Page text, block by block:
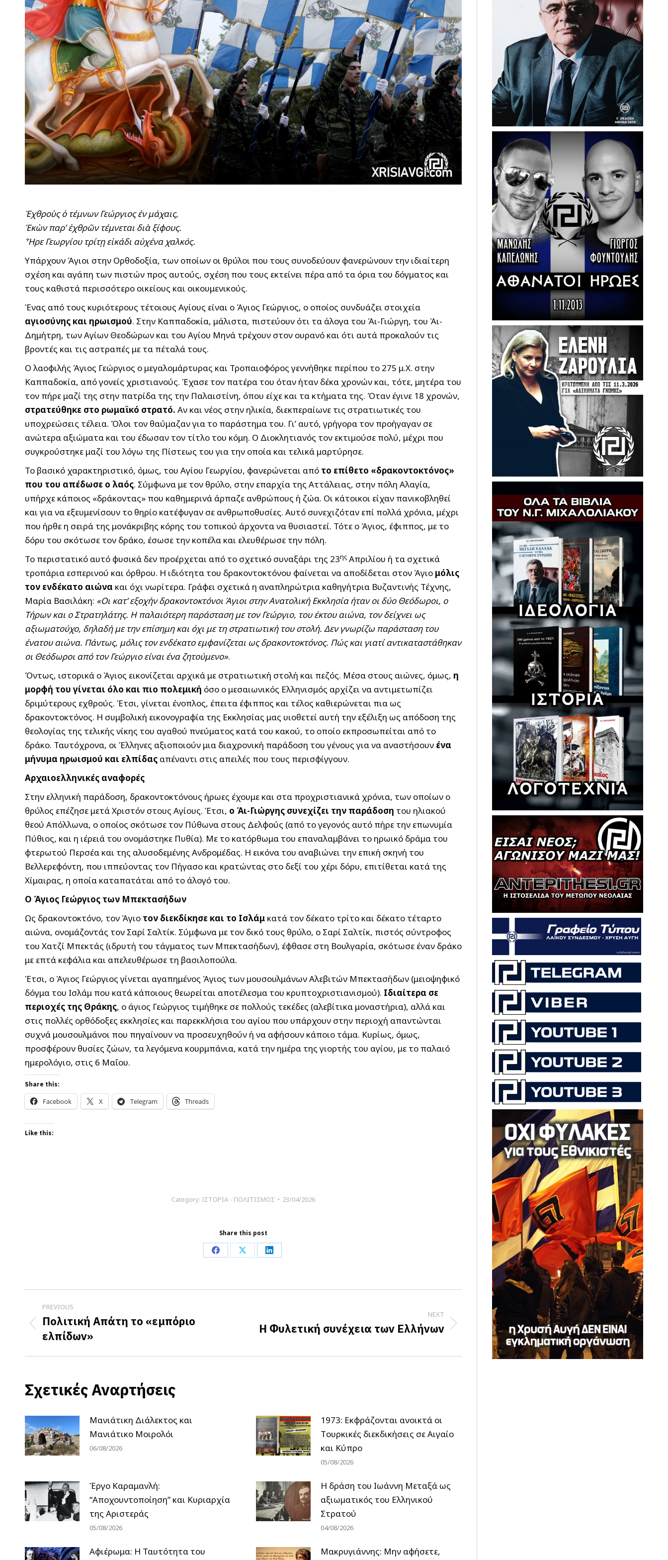
Ἐχθροὺς ὁ τέμνων Γεώργιος ἐν μάχαις,
Ἑκὼν παρ’ ἐχθρῶν τέμνεται διὰ ξίφους.
Ἦρε Γεωργίου τρίτῃ εἰκάδι αὐχένα χαλκός.
Υπάρχουν Άγιοι στην Ορθοδοξία, των οποίων οι θρύλοι που τους συνοδεύουν φανερώνουν την ιδιαίτερη
σχέση και αγάπη των πιστών προς αυτούς, σχέση που τους εκτείνει πέρα από τα όρια του δόγματος και
τους καθιστά περισσότερο οικείους και οικουμενικούς.
Ένας από τους κυριότερους τέτοιους Αγίους είναι ο Άγιος Γεώργιος, ο οποίος συνδυάζει στοιχεία
αγιοσύνης και ηρωισμού. Στην Καππαδοκία, μάλιστα, πιστεύουν ότι τα άλογα του Άι-Γιώργη, του Άι-
Δημήτρη, των Αγίων Θεοδώρων και του Αγίου Μηνά τρέχουν στον ουρανό και ότι αυτά προκαλούν τις
βροντές και τις αστραπές με τα πέταλά τους.
Ο λαοφιλής Άγιος Γεώργιος ο μεγαλομάρτυρας και Τροπαιοφόρος γεννήθηκε περίπου το 275 μ.Χ. στην
Καππαδοκία, από γονείς χριστιανούς. Έχασε τον πατέρα του όταν ήταν δέκα χρονών και, τότε, μητέρα του
τον πήρε μαζί της στην πατρίδα της την Παλαιστίνη, όπου είχε και τα κτήματα της. Όταν έγινε 18 χρονών,
στρατεύθηκε στο ρωμαϊκό στρατό. Αν και νέος στην ηλικία, διεκπεραίωνε τις στρατιωτικές του
υποχρεώσεις τέλεια. Όλοι τον θαύμαζαν για το παράστημα του. Γι’ αυτό, γρήγορα τον προήγαγαν σε
ανώτερα αξιώματα και του έδωσαν τον τίτλο του κόμη. Ο Διοκλητιανός τον εκτιμούσε πολύ, μέχρι που
συγκρούστηκε μαζί του λόγω της Πίστεως του για την οποία και τελικά μαρτύρησε.
Το βασικό χαρακτηριστικό, όμως, του Αγίου Γεωργίου, φανερώνεται από το επίθετο «δρακοντοκτόνος»
που του απέδωσε ο λαός. Σύμφωνα με τον θρύλο, στην επαρχία της Αττάλειας, στην πόλη Αλαγία,
υπήρχε κάποιος «δράκοντας» που καθημερινά άρπαζε ανθρώπους ή ζώα. Οι κάτοικοι είχαν πανικοβληθεί
και για να εξευμενίσουν το θηρίο κατέφυγαν σε ανθρωποθυσίες. Αυτό συνεχιζόταν επί πολλά χρόνια, μέχρι
που ήρθε η σειρά της μονάκριβης κόρης του τοπικού άρχοντα να θυσιαστεί. Τότε ο Άγιος, έφιππος, με το
δόρυ του σκότωσε τον δράκο, έσωσε την κοπέλα και ελευθέρωσε την πόλη.
Το περιστατικό αυτό φυσικά δεν προέρχεται από το σχετικό συναξάρι της 23ης Απριλίου ή τα σχετικά
τροπάρια εσπερινού και όρθρου. Η ιδιότητα του δρακοντοκτόνου φαίνεται να αποδίδεται στον Άγιο μόλις
τον ενδέκατο αιώνα και όχι νωρίτερα. Γράφει σχετικά η αναπληρώτρια καθηγήτρια Βυζαντινής Τέχνης,
Μαρία Βασιλάκη: «Οι κατ’ εξοχήν δρακοντοκτόνοι Άγιοι στην Ανατολική Εκκλησία ήταν οι δύο Θεόδωροι, ο
Τήρων και ο Στρατηλάτης. Η παλαιότερη παράσταση με τον Γεώργιο, του έκτου αιώνα, τον δείχνει ως
αξιωματούχο, δηλαδή με την επίσημη και όχι με τη στρατιωτική του στολή. Δεν γνωρίζω παράσταση του
ένατου αιώνα. Πάντως, μόλις τον ενδέκατο εμφανίζεται ως δρακοντοκτόνος. Πώς και γιατί αντικαταστάθηκαν
οι Θεόδωροι από τον Γεώργιο είναι ένα ζητούμενο».
Όντως, ιστορικά ο Άγιος εικονίζεται αρχικά με στρατιωτική στολή και πεζός. Μέσα στους αιώνες, όμως, η
μορφή του γίνεται όλο και πιο πολεμική όσο ο μεσαιωνικός Ελληνισμός αρχίζει να αντιμετωπίζει
δριμύτερους εχθρούς. Έτσι, γίνεται ένοπλος, έπειτα έφιππος και τέλος καθιερώνεται πια ως
δρακοντοκτόνος. Η συμβολική εικονογραφία της Εκκλησίας μας υιοθετεί αυτή την εξέλιξη ως απόδοση της
θεολογίας της τελικής νίκης του αγαθού πνεύματος κατά του κακού, το οποίο εκπροσωπείται από το
δράκο. Ταυτόχρονα, οι Έλληνες αξιοποιούν μια διαχρονική παράδοση του γένους για να αναστήσουν ένα
μήνυμα ηρωισμού και ελπίδας απέναντι στις απειλές που τους περισφίγγουν.
Αρχαιοελληνικές αναφορές
Στην ελληνική παράδοση, δρακοντοκτόνους ήρωες έχουμε και στα προχριστιανικά χρόνια, των οποίων ο
θρύλος επέζησε μετά Χριστόν στους Αγίους. Έτσι, ο Άι-Γιώργης συνεχίζει την παράδοση του ηλιακού
θεού Απόλλωνα, ο οποίος σκότωσε τον Πύθωνα στους Δελφούς (από το γεγονός αυτό πήρε την επωνυμία
Πύθιος, και η ιέρειά του ονομάστηκε Πυθία). Με το κατόρθωμα του επαναλαμβάνει το ηρωικό δράμα του
φτερωτού Περσέα και της αλυσοδεμένης Ανδρομέδας. Η εικόνα του αναβιώνει την επική σκηνή του
Βελλερεφόντη, που ιππεύοντας τον Πήγασο και κρατώντας στο δεξί του χέρι δόρυ, επιτίθεται κατά της
Χίμαιρας, η οποία καταπατάται από το άλογό του.
Ο Άγιος Γεώργιος των Μπεκτασήδων
Ως δρακοντοκτόνο, τον Άγιο τον διεκδίκησε και το Ισλάμ κατά τον δέκατο τρίτο και δέκατο τέταρτο
αιώνα, ονομάζοντάς τον Σαρί Σαλτίκ. Σύμφωνα με τον δικό τους θρύλο, ο Σαρί Σαλτίκ, πιστός σύντροφος
του Χατζί Μπεκτάς (ιδρυτή του τάγματος των Μπεκτασήδων), έφθασε στη Βουλγαρία, σκότωσε έναν δράκο
με επτά κεφάλια και απελευθέρωσε τη βασιλοπούλα.
Έτσι, ο Άγιος Γεώργιος γίνεται αγαπημένος Άγιος των μουσουλμάνων Αλεβιτών Μπεκτασήδων (μειοψηφικό
δόγμα του Ισλάμ που κατά κάποιους θεωρείται αποτέλεσμα του κρυπτοχριστιανισμού). Ιδιαίτερα σε
περιοχές της Θράκης, ο άγιος Γεώργιος τιμήθηκε σε πολλούς τεκέδες (αλεβίτικα μοναστήρια), αλλά και
στις πολλές ορθόδοξες εκκλησίες και παρεκκλήσια του αγίου που υπάρχουν στην περιοχή απαντώνται
συχνά μουσουλμάνοι που πηγαίνουν να προσευχηθούν ή να αφήσουν κάποιο τάμα. Κυρίως, όμως,
προσφέρουν θυσίες ζώων, τα λεγόμενα κουρμπάνια, κατά την ημέρα της γιορτής του αγίου, με το παλαιό
ημερολόγιο, στις 6 Μαΐου.
Share this:
Facebook X Telegram Threads
Like this:
Category: ΙΣΤΟΡΙΑ - ΠΟΛΙΤΙΣΜΟΣ 23/04/2026
Share this post
Share
Facebook
Share
X
Share
LinkedIn
Post
navigation
PREVIOUS
Previous
post:
Πολιτική Απάτη το «εμπόριο
ελπίδων»
NEXT
Next
H Φυλετική συνέχεια των Ελλήνων
Σχετικές Αναρτήσεις
Μανιάτικη Διάλεκτος και
Μανιάτικο Μοιρολόι
06/08/2026
1973: Εκφράζονται ανοικτά οι
Tουρκικές διεκδικήσεις σε Αιγαίο
και Κύπρο
05/08/2026
Έργο Καραμανλή:
“Αποχουντοποίηση” και Κυριαρχία
της Αριστεράς
05/08/2026
H δράση του Ιωάννη Μεταξά ως
αξιωματικός του Ελληνικού
Στρατού
04/08/2026
Αφιέρωμα: Η Ταυτότητα του
Μακρυγιάννης: Μην αφήσετε,